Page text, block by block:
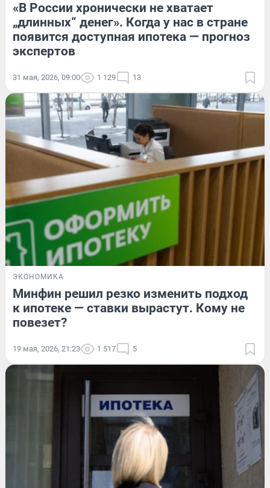
«В России хронически не хватает
„длинных“ денег». Когда у нас в стране
появится доступная ипотека — прогноз
экспертов
31 мая, 2026, 09:00 1 129 13
ЭКОНОМИКА
Минфин решил резко изменить подход
к ипотеке — ставки вырастут. Кому не
повезет?
19 мая, 2026, 21:23 1 517 5